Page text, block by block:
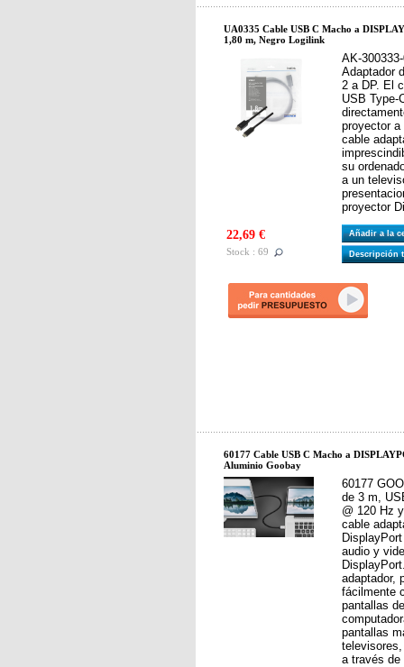
UA0335 Cable USB C Macho a
1,80 m, Negro Logilink
AK-
Adaptador
2 a DP. El
USB Type-
proyector
cable
su
a un
proyector
22,69 €
Stock : 69
Añadir a la
Descripción
60177 Cable USB C Macho a
Aluminio Goobay
60177
de 3 m,
@ 120 Hz
cable
audio y
adaptador,
fácilmente
pantallas
pantallas
a través de